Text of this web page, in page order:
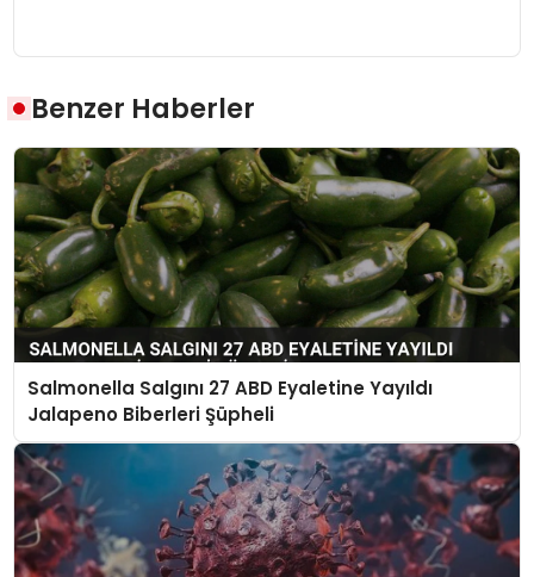
Benzer Haberler
Salmonella Salgını 27 ABD Eyaletine Yayıldı
Jalapeno Biberleri Şüpheli